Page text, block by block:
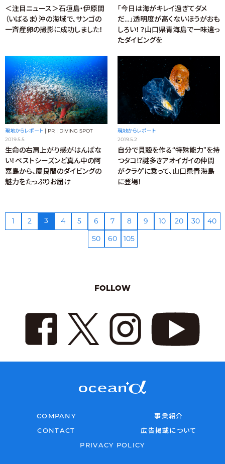
＜注目ニュース＞石垣島・伊原間
（いばるま）沖の海域で、サンゴの
一斉産卵の撮影に成功しました！
「今日は海がキレイ過ぎてダメ
だ…」透明度が高くないほうがおも
しろい！？山口県青海島で一味違っ
たダイビングを
現地からレポート PR
DIVING SPOT
2019.5.5
生命の右肩上がり感がはんぱな
い！ベストシーズンど真ん中の阿
嘉島から、慶良間のダイビングの
魅力をたっぷりお届け
現地からレポート
2019.5.2
自分で貝殻を作る“特殊能力”を持
つタコ⁉謎多きアオイガイの仲間
がクラゲに乗って、山口県青海島
に登場！
1 2 3 4 5 6 7 8 9 10 20 30
40
50
60 105
FOLLOW
COMPANY
事業紹介
CONTACT
広告掲載について
PRIVACY POLICY